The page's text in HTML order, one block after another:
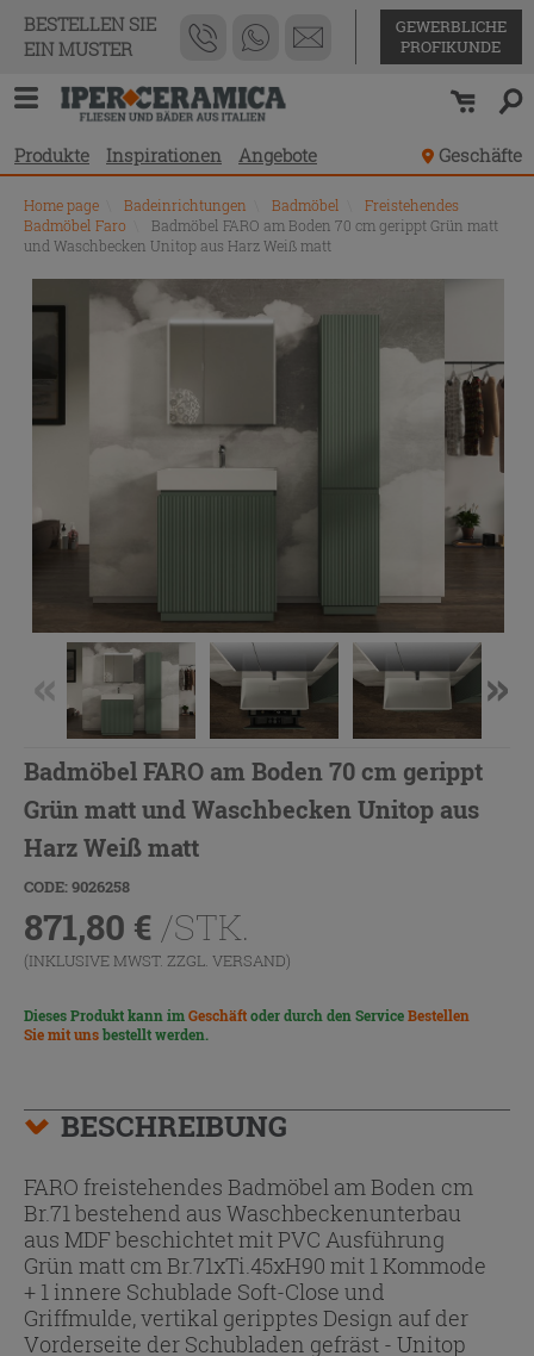
BESTELLEN SIE
EIN MUSTER
GEWERBLICHE
PROFIKUNDE
Produkte Inspirationen Angebote Geschäfte
Home page Badeinrichtungen Badmöbel
Freistehendes
Badmöbel Faro
Badmöbel FARO am Boden 70 cm gerippt Grün matt
und Waschbecken Unitop aus Harz Weiß matt
Badmöbel FARO am Boden 70 cm gerippt
Grün matt und Waschbecken Unitop aus
Harz Weiß matt
CODE: 9026258
871,80 € /STK.
(INKLUSIVE MWST. ZZGL. VERSAND)
Dieses Produkt kann imGeschäftoder durch den ServiceBestellen
Sie mit unsbestellt werden.
BESCHREIBUNG
FARO freistehendes Badmöbel am Boden cm
Br.71 bestehend aus Waschbeckenunterbau
aus MDF beschichtet mit PVC Ausführung
Grün matt cm Br.71xTi.45xH90 mit 1 Kommode
+ 1 innere Schublade Soft-Close und
Griffmulde, vertikal geripptes Design auf der
Vorderseite der Schubladen gefräst - Unitop